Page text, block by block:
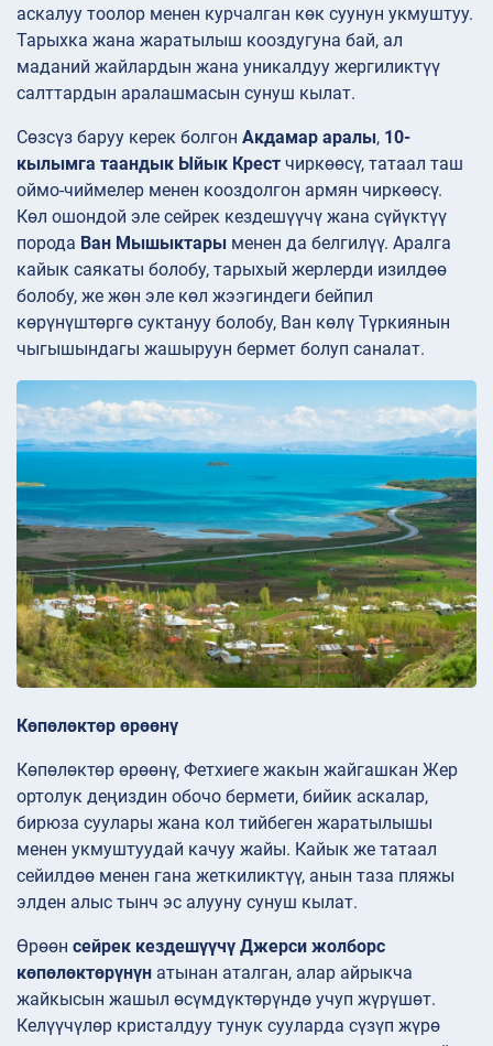
аскалуу тоолор менен курчалган көк суунун укмуштуу.
Тарыхка жана жаратылыш кооздугуна бай, ал
маданий жайлардын жана уникалдуу жергиликтүү
салттардын аралашмасын сунуш кылат.
Сөзсүз баруу керек болгон Акдамар аралы, 10-
кылымга таандык Ыйык Крест чиркөөсү, татаал таш
оймо-чиймелер менен кооздолгон армян чиркөөсү.
Көл ошондой эле сейрек кездешүүчү жана сүйүктүү
порода Ван Мышыктары менен да белгилүү. Аралга
кайык саякаты болобу, тарыхый жерлерди изилдөө
болобу, же жөн эле көл жээгиндеги бейпил
көрүнүштөргө суктануу болобу, Ван көлү Түркиянын
чыгышындагы жашыруун бермет болуп саналат.
Көпөлөктөр өрөөнү
Көпөлөктөр өрөөнү, Фетхиеге жакын жайгашкан Жер
ортолук деңиздин обочо бермети, бийик аскалар,
бирюза суулары жана кол тийбеген жаратылышы
менен укмуштуудай качуу жайы. Кайык же татаал
сейилдөө менен гана жеткиликтүү, анын таза пляжы
элден алыс тынч эс алууну сунуш кылат.
Өрөөн сейрек кездешүүчү Джерси жолборс
көпөлөктөрүнүн атынан аталган, алар айрыкча
жайкысын жашыл өсүмдүктөрүндө учуп жүрүшөт.
Келүүчүлөр кристалдуу тунук сууларда сүзүп жүрө